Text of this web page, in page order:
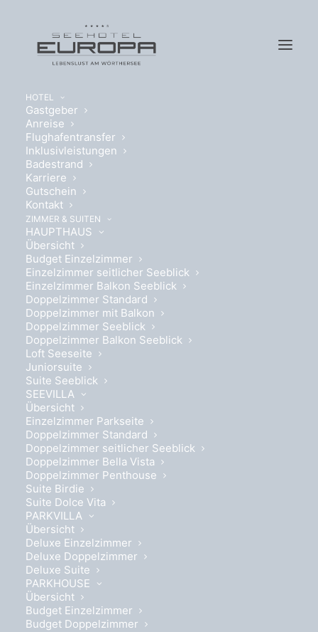
HOTEL
Gastgeber
Anreise
Flughafentransfer
Inklusivleistungen
Badestrand
Karriere
Gutschein
Kontakt
ZIMMER & SUITEN
HAUPTHAUS
Übersicht
Budget Einzelzimmer
Einzelzimmer seitlicher Seeblick
Einzelzimmer Balkon Seeblick
Doppelzimmer Standard
Doppelzimmer mit Balkon
Doppelzimmer Seeblick
Doppelzimmer Balkon Seeblick
Loft Seeseite
Juniorsuite
Suite Seeblick
SEEVILLA
Übersicht
Einzelzimmer Parkseite
Doppelzimmer Standard
Doppelzimmer seitlicher Seeblick
Doppelzimmer Bella Vista
Doppelzimmer Penthouse
Suite Birdie
Suite Dolce Vita
PARKVILLA
Übersicht
Deluxe Einzelzimmer
Deluxe Doppelzimmer
Deluxe Suite
PARKHOUSE
Übersicht
Budget Einzelzimmer
Budget Doppelzimmer
ROMANTIK.
KUSCHELTAGE
ROMANTISCHE ZWEISAMKEIT
Herzklopfen am Wörthersee